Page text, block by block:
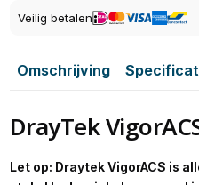
Veilig betalen
Omschrijving
DrayTek
Let op: Draytek VigorACS is